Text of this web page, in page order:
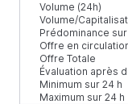
Volume (24h)
Volume/
Prédominance
Offre en
Offre Totale
Évaluation après
Minimum sur 24 h
Maximum sur 24 h